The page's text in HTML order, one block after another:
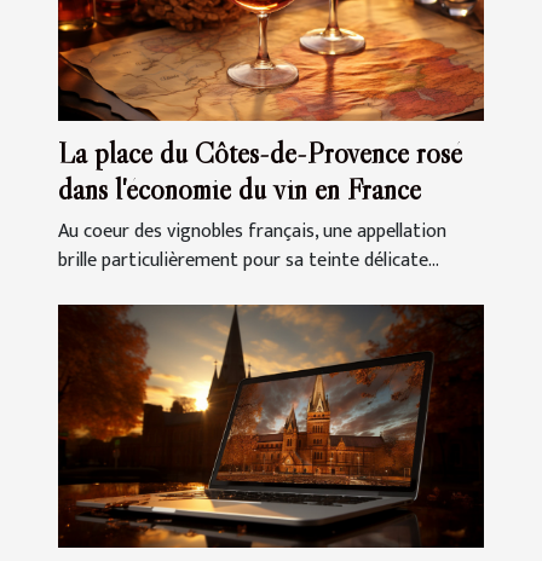
La place du Côtes-de-Provence rosé
dans l'économie du vin en France
Au coeur des vignobles français, une appellation
brille particulièrement pour sa teinte délicate...